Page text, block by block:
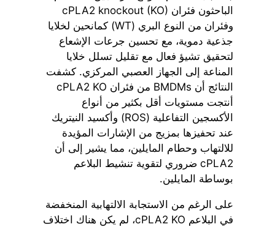
الباحثون فئران cPLA2 knockout (KO)
وفئران من النوع البري (WT) كمانحين لخلايا
جذعية دموية، مع تحسين جرعات الإشعاع
لتحقيق تشيؤ فعال مع تقليل تسلل خلايا
المناعة إلى الجهاز العصبي المركزي. كشفت
النتائج أن BMDMs من فئران cPLA2 KO
أنتجت مستويات أقل بكثير من أنواع
الأكسجين التفاعلية (ROS) وأكسيد النيتريك
عند تحفيزها بمزيج من الإشارات المؤيدة
للالتهاب وحطام المايلين، مما يشير إلى أن
cPLA2 ضروري لتقوية تنشيط البلاعم
بوساطة المايلين.
على الرغم من الاستجابة الالتهابية المنخفضة
في البلاعم cPLA2 KO، لم يكن هناك اختلاف